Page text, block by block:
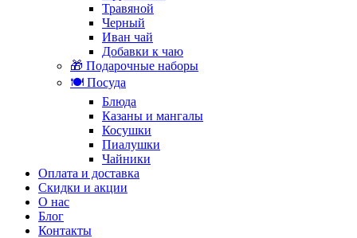
Травяной
Черный
Иван чай
Добавки к чаю
🎁 Подарочные наборы
🍽️ Посуда
Блюда
Казаны и мангалы
Косушки
Пиалушки
Чайники
Оплата и доставка
Скидки и акции
О нас
Блог
Контакты